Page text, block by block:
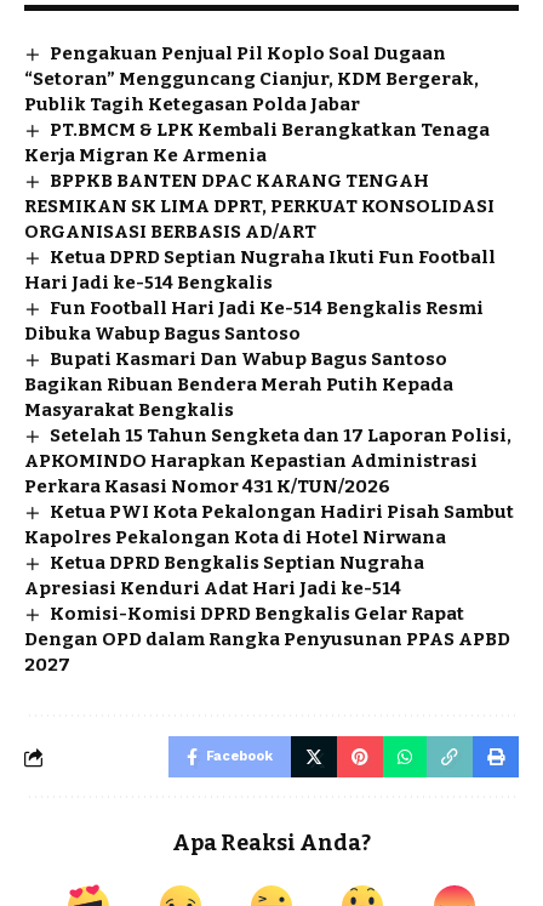
Pengakuan Penjual Pil Koplo Soal Dugaan
“Setoran” Mengguncang Cianjur, KDM Bergerak,
Publik Tagih Ketegasan Polda Jabar
PT.BMCM & LPK Kembali Berangkatkan Tenaga
Kerja Migran Ke Armenia
BPPKB BANTEN DPAC KARANG TENGAH
RESMIKAN SK LIMA DPRT, PERKUAT KONSOLIDASI
ORGANISASI BERBASIS AD/ART
Ketua DPRD Septian Nugraha Ikuti Fun Football
Hari Jadi ke-514 Bengkalis
Fun Football Hari Jadi Ke-514 Bengkalis Resmi
Dibuka Wabup Bagus Santoso
Bupati Kasmari Dan Wabup Bagus Santoso
Bagikan Ribuan Bendera Merah Putih Kepada
Masyarakat Bengkalis
Setelah 15 Tahun Sengketa dan 17 Laporan Polisi,
APKOMINDO Harapkan Kepastian Administrasi
Perkara Kasasi Nomor 431 K/TUN/2026
Ketua PWI Kota Pekalongan Hadiri Pisah Sambut
Kapolres Pekalongan Kota di Hotel Nirwana
Ketua DPRD Bengkalis Septian Nugraha
Apresiasi Kenduri Adat Hari Jadi ke-514
Komisi-Komisi DPRD Bengkalis Gelar Rapat
Dengan OPD dalam Rangka Penyusunan PPAS APBD
2027
Facebook
Apa Reaksi Anda?